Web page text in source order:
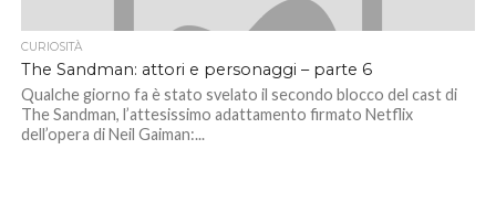
CURIOSITÀ
The Sandman: attori e personaggi – parte 6
Qualche giorno fa è stato svelato il secondo blocco del cast di
The Sandman, l’attesissimo adattamento firmato Netflix
dell’opera di Neil Gaiman:...